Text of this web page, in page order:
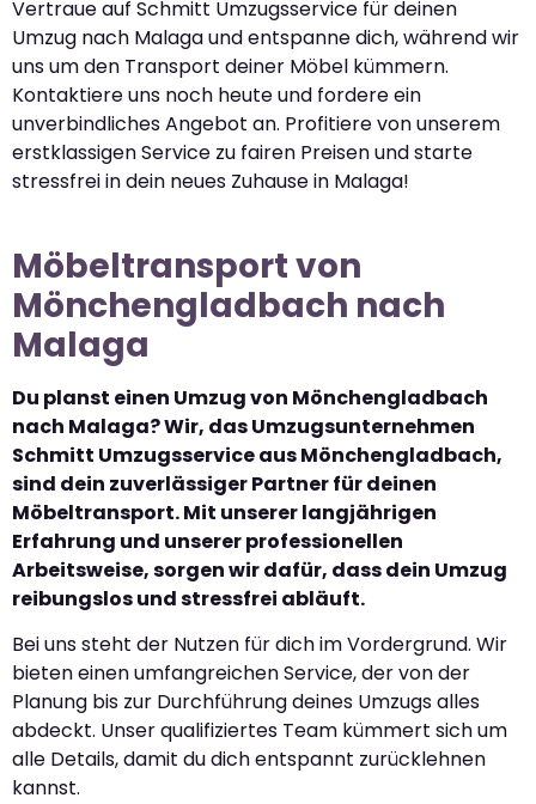
Vertraue auf Schmitt Umzugsservice für deinen
Umzug nach Malaga und entspanne dich, während wir
uns um den Transport deiner Möbel kümmern.
Kontaktiere uns noch heute und fordere ein
unverbindliches Angebot an. Profitiere von unserem
erstklassigen Service zu fairen Preisen und starte
stressfrei in dein neues Zuhause in Malaga!
Möbeltransport von
Mönchengladbach nach
Malaga
Du planst einen Umzug von Mönchengladbach
nach Malaga? Wir, das Umzugsunternehmen
Schmitt Umzugsservice aus Mönchengladbach,
sind dein zuverlässiger Partner für deinen
Möbeltransport. Mit unserer langjährigen
Erfahrung und unserer professionellen
Arbeitsweise, sorgen wir dafür, dass dein Umzug
reibungslos und stressfrei abläuft.
Bei uns steht der Nutzen für dich im Vordergrund. Wir
bieten einen umfangreichen Service, der von der
Planung bis zur Durchführung deines Umzugs alles
abdeckt. Unser qualifiziertes Team kümmert sich um
alle Details, damit du dich entspannt zurücklehnen
kannst.